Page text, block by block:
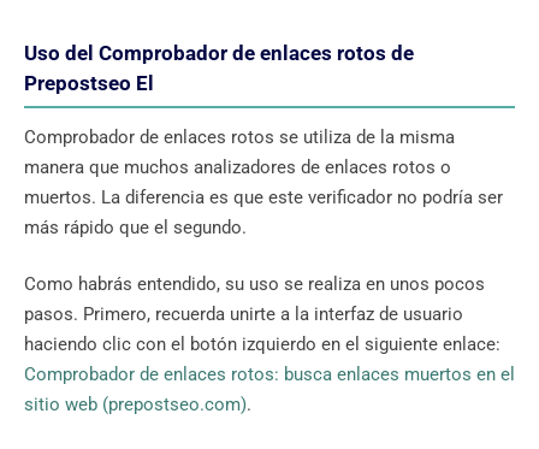
Uso del Comprobador de enlaces rotos de
Prepostseo El
Comprobador de enlaces rotos se utiliza de la misma
manera que muchos analizadores de enlaces rotos o
muertos. La diferencia es que este verificador no podría ser
más rápido que el segundo.
Como habrás entendido, su uso se realiza en unos pocos
pasos. Primero, recuerda unirte a la interfaz de usuario
haciendo clic con el botón izquierdo en el siguiente enlace:
Comprobador de enlaces rotos: busca enlaces muertos en el
sitio web (prepostseo.com).